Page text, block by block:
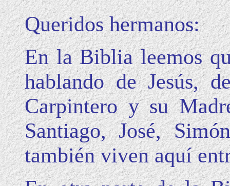
Queridos hermanos:
En la Biblia leemos
hablando de Jesús,
Carpintero y su
Santiago, José,
también viven aquí